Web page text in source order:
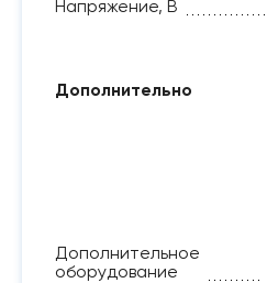
Напряжение, B
Дополнительно
Дополнительное
оборудование